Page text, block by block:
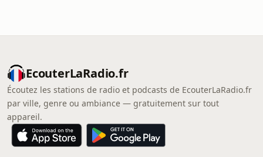
EcouterLaRadio.fr
Écoutez les stations de radio et podcasts de EcouterLaRadio.fr
par ville, genre ou ambiance — gratuitement sur tout
appareil.